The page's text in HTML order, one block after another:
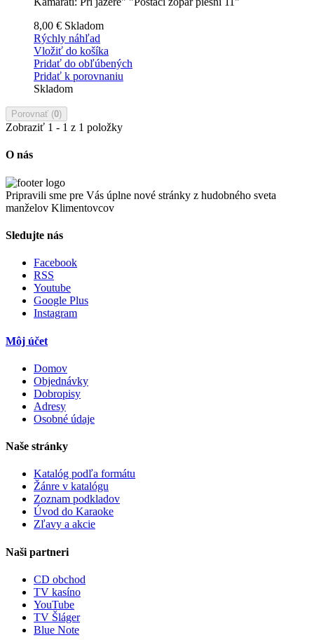
8,00 € Skladom
Rýchly náhľad
Vložiť do košíka
Pridať do obľúbených
Pridať k porovnaniu
Skladom
Porovnať (0)
Zobraziť 1 - 1 z 1 položky
O nás
Pripravili sme pre Vás úplne nové stránky z hudobného sveta
manželov Klimentovcov
Sledujte nás
Facebook
RSS
Youtube
Google Plus
Instagram
Môj účet
Domov
Objednávky
Dobropisy
Adresy
Osobné údaje
Naše stránky
Katalóg podľa formátu
Žánre v katalógu
Zoznam podkladov
Úvod do Karaoke
Zľavy a akcie
Naši partneri
CD obchod
TV kasíno
YouTube
TV Šláger
Blue Note